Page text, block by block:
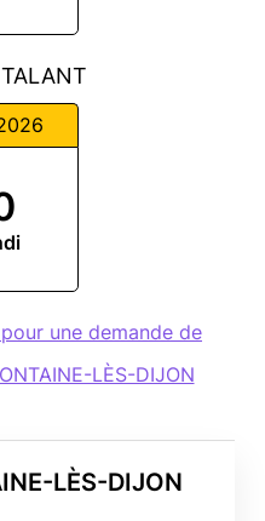
LÈS-DIJON
une demande de
LÈS-DIJON